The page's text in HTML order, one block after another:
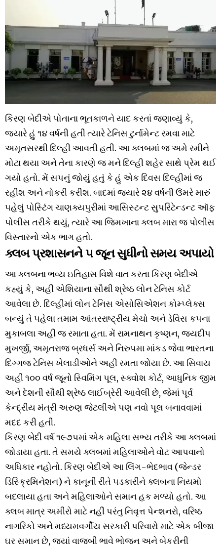
કિરણ બેદીએ પોતાના ભૂતકાળને યાદ કરતાં જણાવ્યું કે,
જ્યારે હું ૧૪ વર્ષની હતી ત્યારે ટેનિસ ટુર્નામેન્ટ રમવા માટે
અમૃતસરથી દિલ્હી આવતી હતી. આ ક્લબમાં જ અમે રમીને
મોટા થયા અને તેના કારણે જ મને દિલ્હી શહેર સાથે પ્રેમ થઈ
ગયો હતો. મેં સપનું જોયું હતું કે હું એક દિવસ દિલ્હીમાં જ
રહીશ અને નોકરી કરીશ. બાદમાં જ્યારે ૨૪ વર્ષની ઉંમરે મારું
પહેલું પોસ્ટિંગ ચાણક્યપુરીમાં આસિસ્ટન્ટ સુપરિટેન્ડન્ટ ઑફ
પોલીસ તરીકે થયું, ત્યારે આ જિમખાના ક્લબ મારા જ પોલીસ
વિસ્તારનો એક ભાગ હતો.
ક્લબ પ્રશાસનને ૫ જૂન સુધીનો સમય અપાયો
આ ક્લબના ભવ્ય ઇતિહાસ વિશે વાત કરતા કિરણ બેદીએ
કહ્યું કે, અહીં એશિયાના સૌથી શ્રેષ્ઠ લોન ટેનિસ કોર્ટ
આવેલા છે. દિલ્હીમાં લોન ટેનિસ એસોસિએશન કોમ્પ્લેક્સ
બન્યું તે પહેલા તમામ આંતરરાષ્ટ્રીય મેચો અને ડેવિસ કપના
મુકાબલા અહીં જ રમાતા હતા. મેં રામનાથન કૃષ્ણન, જયદીપ
મુખર્જી, અમૃતરાજ બ્રધર્સ અને નિરુપમા માંકડ જેવા ભારતના
દિગ્ગજ ટેનિસ ખેલાડીઓને અહીં રમતા જોયા છે. આ સિવાય
અહીં ૧૦૦ વર્ષ જૂનો સ્વિમિંગ પૂલ, સ્ક્વોશ કોર્ટ, આધુનિક જીમ
અને દેશની સૌથી શ્રેષ્ઠ લાઈબ્રેરી આવેલી છે, જેમાં પૂર્વ
કેન્દ્રીય મંત્રી અરુણ જેટલીએ પણ નવો પૂલ બનાવવામાં
મદદ કરી હતી.
કિરણ બેદી વર્ષ ૧૯૭૫માં એક મહિલા સભ્ય તરીકે આ ક્લબમાં
જોડાયા હતા. તે સમયે ક્લબમાં મહિલાઓને વોટ આપવાનો
અધિકાર નહોતો. કિરણ બેદીએ આ લિંગ-ભેદભાવ (જેન્ડર
ડિસ્ક્રિમિનેશન) ને કાનૂની રીતે પડકારીને ક્લબના નિયમો
બદલાયા હતા અને મહિલાઓને સમાન હક મળ્યો હતો. આ
ક્લબ માત્ર અમીરો માટે નહીં પરંતુ નિવૃત્ત પેન્શનરો, વરિષ્ઠ
નાગરિકો અને મધ્યમવર્ગીય સરકારી પરિવારો માટે એક બીજા
ઘર સમાન છે, જ્યાં વાજબી ભાવે ભોજન અને બેકરીની